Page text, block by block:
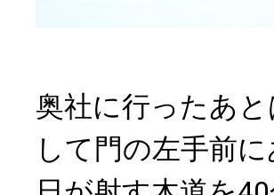
奥社に行ったあ
して門の左手前